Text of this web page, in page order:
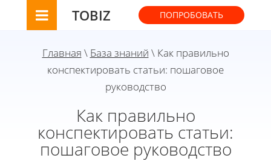
TOBIZ ПОПРОБОВАТЬ
Главная \ База знаний \ Как правильно
конспектировать статьи: пошаговое
руководство
Как правильно
конспектировать статьи:
пошаговое руководство